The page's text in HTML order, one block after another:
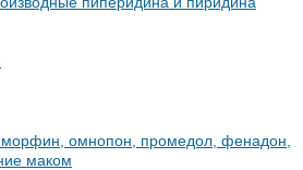
морфин, омнопон, промедол, фенадон,
маком